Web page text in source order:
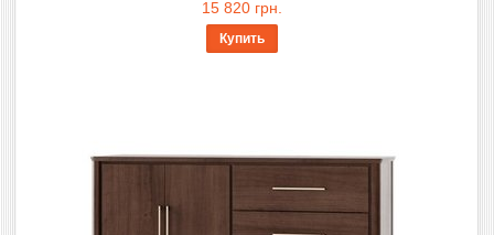
15 820 грн.
Купить